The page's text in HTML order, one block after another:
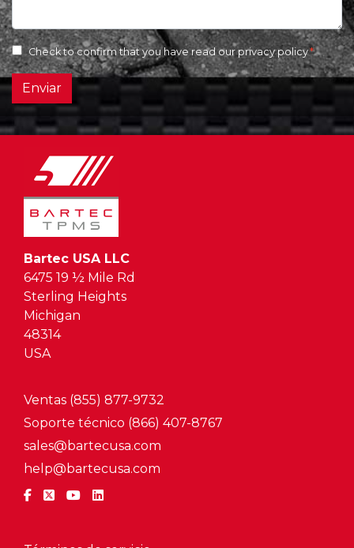
Check to confirm that you have read our privacy policy
Enviar
Bartec USA LLC
6475 19 ½ Mile Rd
Sterling Heights
Michigan
48314
USA
Ventas (855) 877-9732
Soporte técnico (866) 407-8767
sales@bartecusa.com
help@bartecusa.com